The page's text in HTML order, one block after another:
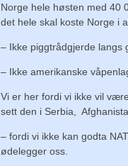
Norge hele høsten med 40
det hele skal koste Norge i
– Ikke piggtrådgjerde langs
– Ikke amerikanske
Vi er her fordi vi ikke vil
sett den i Serbia,
– fordi vi ikke kan godta
ødelegger oss.